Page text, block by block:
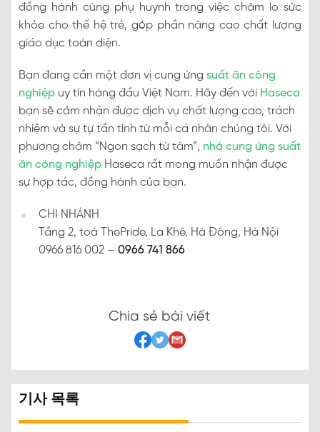
đồng hành cùng phụ huynh trong việc chăm lo sức
khỏe cho thế hệ trẻ, góp phần nâng cao chất lượng
giáo dục toàn diện.
Bạn đang cần một đơn vị cung ứng suất ăn công
nghiệp uy tín hàng đầu Việt Nam. Hãy đến với Haseca
bạn sẽ cảm nhận được dịch vụ chất lượng cao, trách
nhiệm và sự tự tần tình từ mỗi cá nhân chúng tôi. Với
phương châm “Ngon sạch từ tâm”, nhà cung ứng suất
ăn công nghiệp Haseca rất mong muốn nhận được
sự hợp tác, đồng hành của bạn.
CHI NHÁNH
Tầng 2, toà ThePride, La Khê, Hà Đông, Hà Nội
0966 816 002 – 0966 741 866
Chia sẻ bài viết
기사 목록